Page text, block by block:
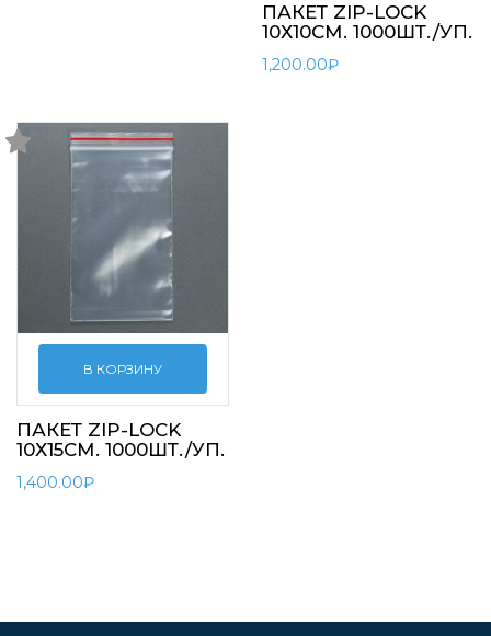
ПАКЕТ ZIP-LOCK
10Х10СМ. 1000ШТ./УП.
1,200.00₽
В КОРЗИНУ
ПАКЕТ ZIP-LOCK
10Х15СМ. 1000ШТ./УП.
1,400.00₽